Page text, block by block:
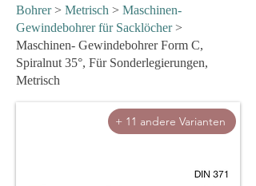
Bohrer> Metrisch > Maschinen-
Gewindebohrer für Sacklöcher>
Maschinen- Gewindebohrer Form C,
Spiralnut 35°, Für Sonderlegierungen,
Metrisch
+ 11 andere Varianten